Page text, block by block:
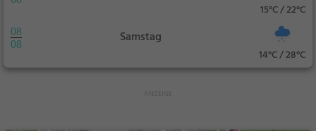
15°C / 22°C
08
08
Samstag
14°C / 28°C